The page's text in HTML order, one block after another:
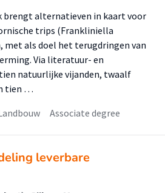
brengt alternatieven in kaart voor
trips (Frankliniella
met als doel het terugdringen van
Via literatuur- en
natuurlijke vijanden, twaalf
tien …
Associate degree
leverbare